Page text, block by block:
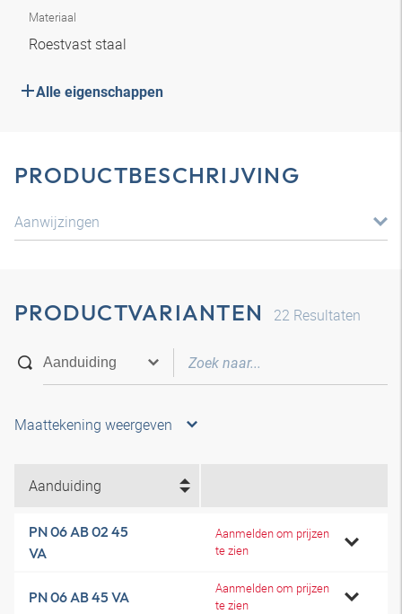
Materiaal
Roestvast staal
Alle eigenschappen
PRODUCTBESCHRIJVING
Aanwijzingen
PRODUCTVARIANTEN 22 Resultaten
Maattekening weergeven
Aanduiding
PN 06 AB 02 45
VA
Aanmelden om prijzen
te zien
PN 06 AB 45 VA
Aanmelden om prijzen
te zien